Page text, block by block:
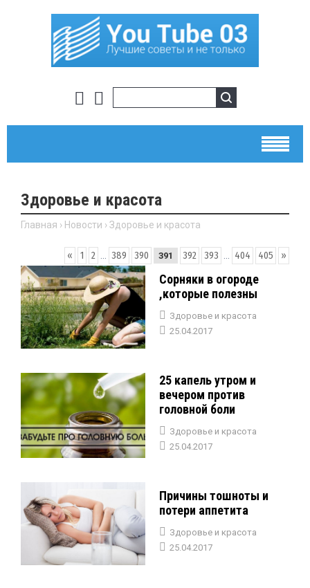
Здоровье и красота
Главная › Новости › Здоровье и красота
« 1 2 389 390 391 392 393 404 405 »
Сорняки в огороде
,которые полезны
Здоровье и красота
25.04.2017
25 капель утром и
вечером против
головной боли
Здоровье и красота
25.04.2017
Причины тошноты и
потери аппетита
Здоровье и красота
25.04.2017